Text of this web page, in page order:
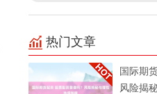
热门文章
国际期
风险揭